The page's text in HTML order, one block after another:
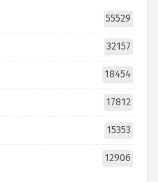
55529
32157
18454
17812
15353
12906